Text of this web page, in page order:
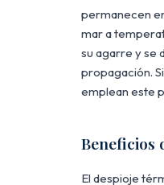
permanecen
mar a
su agarre y se
propagación.
emplean este
Beneficios
El despioje